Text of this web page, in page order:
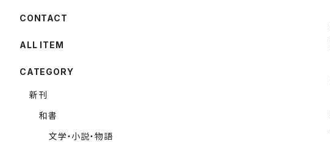
CONTACT
ALL ITEM
CATEGORY
新刊
和書
文学・小説・物語